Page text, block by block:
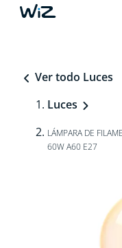
Ver todo Luces
Luces
LÁMPARA DE
60W A60 E27